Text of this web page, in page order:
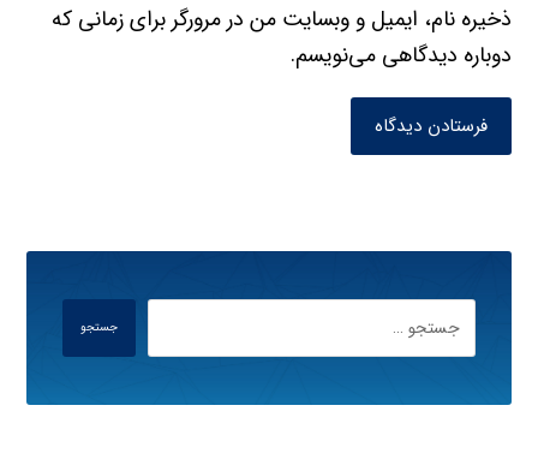
ذخیره نام، ایمیل و وبسایت من در مرورگر برای زمانی که
دوباره دیدگاهی می‌نویسم.
فرستادن دیدگاه
جستجو